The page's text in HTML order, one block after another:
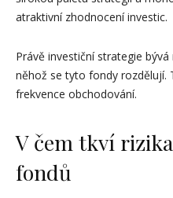
atraktivní zhodnocení investic.
Právě investiční strategie
něhož se tyto fondy rozdělují.
frekvence obchodování.
V čem tkví
fondů